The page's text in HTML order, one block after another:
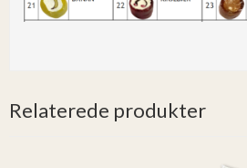
Relaterede produkter